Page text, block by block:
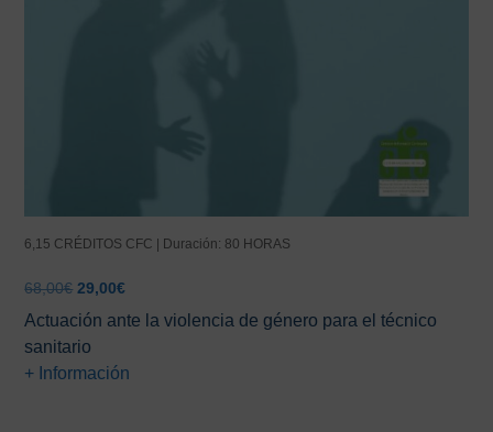
6,15 CRÉDITOS CFC | Duración: 80 HORAS
68,00€ El
precio
original
era:
68,00€.
29,00€El
actual
29,00€.
Actuación ante la violencia de género para el técnico
sanitario
+ Información